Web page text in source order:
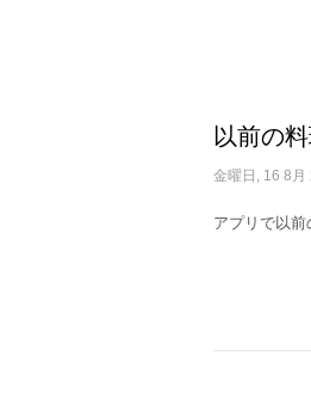
以前の
金曜日, 16 8月
アプリで以前